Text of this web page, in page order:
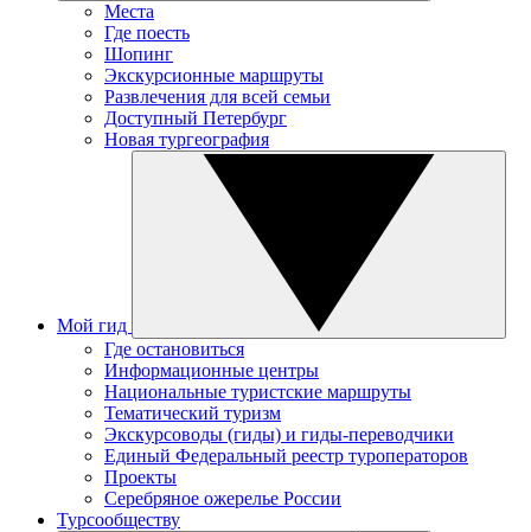
Места
Где поесть
Шопинг
Экскурсионные маршруты
Развлечения для всей семьи
Доступный Петербург
Новая тургеография
Мой гид
Где остановиться
Информационные центры
Национальные туристские маршруты
Тематический туризм
Экскурсоводы (гиды) и гиды-переводчики
Единый Федеральный реестр туроператоров
Проекты
Серебряное ожерелье России
Турсообществу